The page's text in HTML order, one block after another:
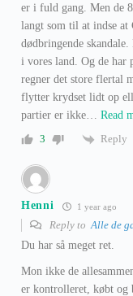
er i fuld gang. Men de
langt som til at indse
dødbringende
i vores land. Og de har
regner det store flertal
flytter krydset lidt op
partier er ikke
Read
3
Reply
Henni 1 year ago
Reply to Alle de
Du har så meget ret.
Mon ikke de
er kontrolleret, købt og